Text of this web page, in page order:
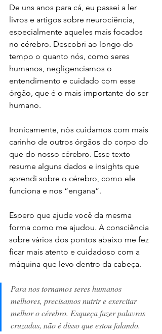
De uns anos para cá, eu passei a ler
livros e artigos sobre neurociência,
especialmente aqueles mais focados
no cérebro. Descobri ao longo do
tempo o quanto nós, como seres
humanos, negligenciamos o
entendimento e cuidado com esse
órgão, que é o mais importante do ser
humano.
Ironicamente, nós cuidamos com mais
carinho de outros órgãos do corpo do
que do nosso cérebro. Esse texto
resume alguns dados e insights que
aprendi sobre o cérebro, como ele
funciona e nos “engana”.
Espero que ajude você da mesma
forma como me ajudou. A consciência
sobre vários dos pontos abaixo me fez
ficar mais atento e cuidadoso com a
máquina que levo dentro da cabeça.
Para nos tornamos seres humanos
melhores, precisamos nutrir e exercitar
melhor o cérebro. Esqueça fazer palavras
cruzadas, não é disso que estou falando.